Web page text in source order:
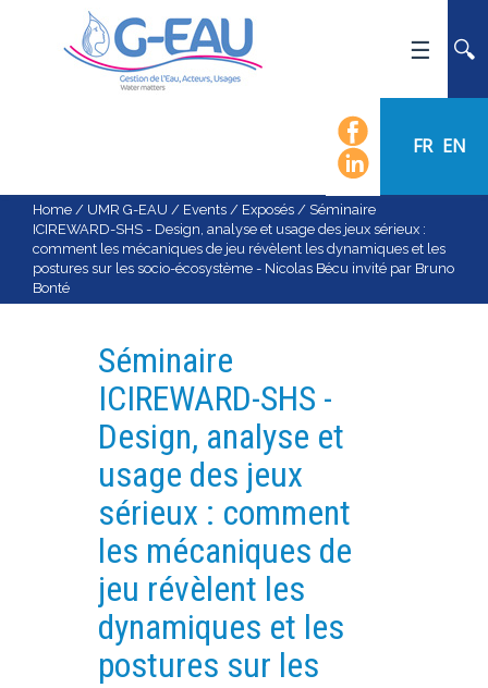
FR EN
NEWS
EVENTS
CALENDAR OF EVENTS
FLOW CHART
RECRUITMENT
RESEARCH
EXPERIMENTAL PLATFORMS
GEOGRAPHIC LOCATIONS
CURRENT PROJECTS
COMPLETED PROJECTS
UMR NETWORKS
Home / UMR G-EAU / Events / Exposés / Séminaire
ICIREWARD-SHS - Design, analyse et usage des jeux sérieux :
comment les mécaniques de jeu révèlent les dynamiques et les
postures sur les socio-écosystème - Nicolas Bécu invité par Bruno
Bonté
Séminaire
ICIREWARD-SHS -
Design, analyse et
usage des jeux
sérieux : comment
les mécaniques de
jeu révèlent les
dynamiques et les
postures sur les